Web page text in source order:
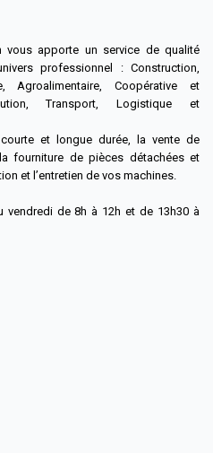
vous apporte un service de qualité
professionnel : Construction,
Agroalimentaire, Coopérative et
Transport, Logistique et
et longue durée, la vente de
fourniture de pièces détachées et
et l’entretien de vos machines.
vendredi de 8h à 12h et de 13h30 à